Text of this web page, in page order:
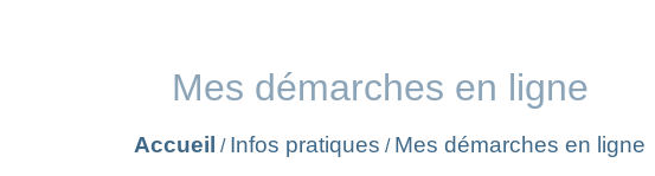
Mes démarches en ligne
Accueil / Infos pratiques / Mes démarches en ligne